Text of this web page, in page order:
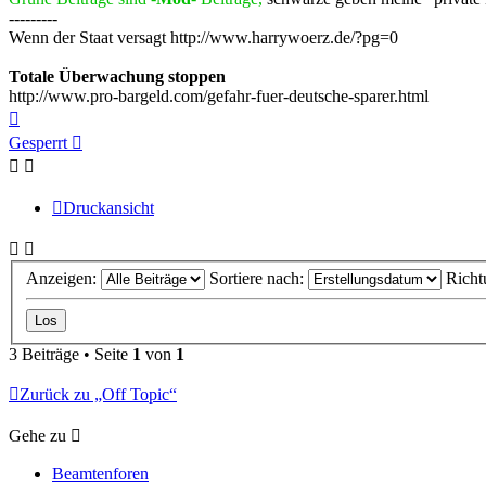
---------
Wenn der Staat versagt http://www.harrywoerz.de/?pg=0
Totale Überwachung stoppen
http://www.pro-bargeld.com/gefahr-fuer-deutsche-sparer.html
oben
Gesperrt
Druckansicht
Anzeigen: Sortiere nach:
3 Beiträge • Seite 1 von 1
Zurück zu „Off Topic“
Gehe zu
Beamtenforen